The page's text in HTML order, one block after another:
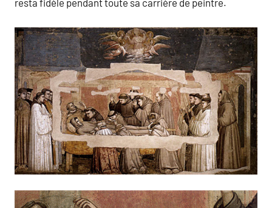
resta fidèle pendant toute sa carrière de peintre.